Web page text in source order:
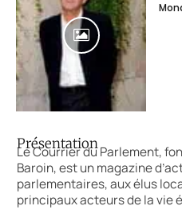
Présentation
Le Courrier du Parlement,
Baroin, est un magazine
parlementaires, aux élus
principaux acteurs de la vie